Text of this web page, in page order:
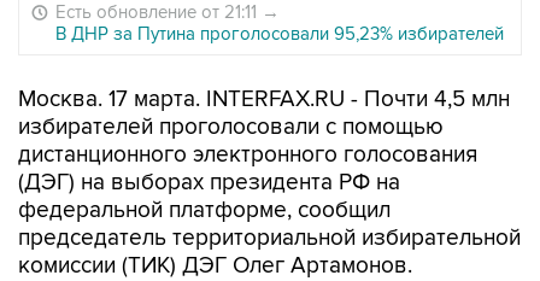
Есть обновление от 21:11 →
В ДНР за Путина проголосовали 95,23% избирателей
Москва. 17 марта. INTERFAX.RU - Почти 4,5 млн
избирателей проголосовали с помощью
дистанционного электронного голосования
(ДЭГ) на выборах президента РФ на
федеральной платформе, сообщил
председатель территориальной избирательной
комиссии (ТИК) ДЭГ Олег Артамонов.